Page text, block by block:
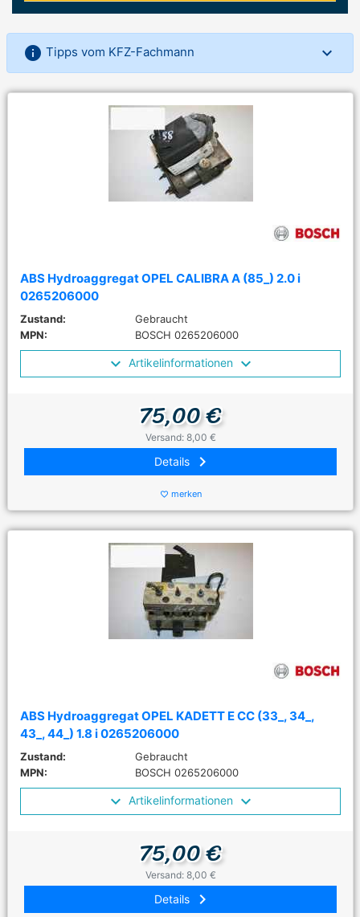
info Tipps vom KFZ-Fachmann
ABS Hydroaggregat OPEL CALIBRA A (85_) 2.0 i
0265206000
Zustand:
Gebraucht
MPN:
BOSCH 0265206000
Artikelinformationen
75,00 €
Versand: 8,00 €
Details keyboard_arrow_right
favorite_border merken
ABS Hydroaggregat OPEL KADETT E CC (33_, 34_,
43_, 44_) 1.8 i 0265206000
Zustand:
Gebraucht
MPN:
BOSCH 0265206000
Artikelinformationen
75,00 €
Versand: 8,00 €
Details keyboard_arrow_right